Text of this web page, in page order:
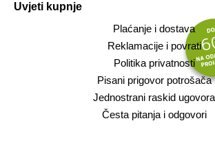
Uvjeti kupnje
Plaćanje i dostava
Reklamacije i povrati
Politika privatnosti
Pisani prigovor potrošača
Jednostrani raskid ugovora
Česta pitanja i odgovori